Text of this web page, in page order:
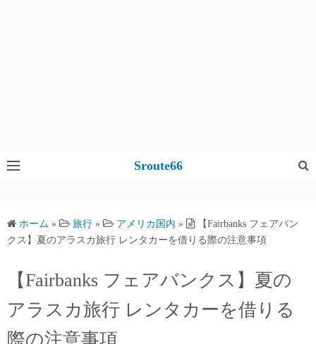
コ
ッ
Sroute66
ホーム » 旅行 » アメリカ国内 »
【Fairbanks フェアバン
クス】夏のアラスカ旅行 レンタカーを借りる際の注意事項
【Fairbanks フェアバンクス】夏の
アラスカ旅行 レンタカーを借りる
際の注意事項